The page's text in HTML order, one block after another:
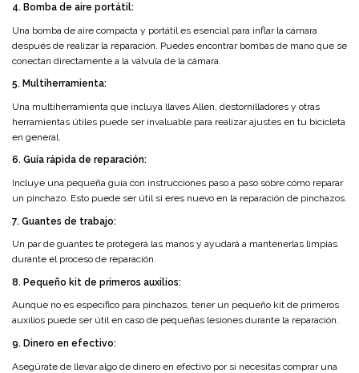
4. Bomba de aire portátil:
Una bomba de aire compacta y portátil es esencial para inflar la cámara
después de realizar la reparación. Puedes encontrar bombas de mano que se
conectan directamente a la válvula de la cámara.
5. Multiherramienta:
Una multiherramienta que incluya llaves Allen, destornilladores y otras
herramientas útiles puede ser invaluable para realizar ajustes en tu bicicleta
en general.
6. Guía rápida de reparación:
Incluye una pequeña guía con instrucciones paso a paso sobre cómo reparar
un pinchazo. Esto puede ser útil si eres nuevo en la reparación de pinchazos.
7. Guantes de trabajo:
Un par de guantes te protegerá las manos y ayudará a mantenerlas limpias
durante el proceso de reparación.
8. Pequeño kit de primeros auxilios:
Aunque no es específico para pinchazos, tener un pequeño kit de primeros
auxilios puede ser útil en caso de pequeñas lesiones durante la reparación.
9. Dinero en efectivo:
Asegúrate de llevar algo de dinero en efectivo por si necesitas comprar una